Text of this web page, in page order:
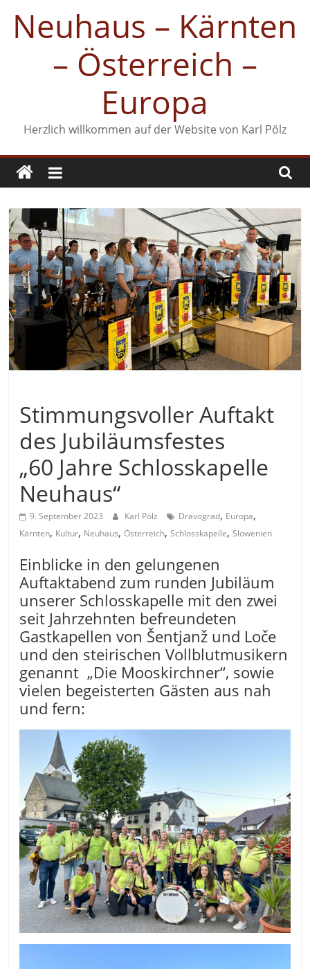
Inhalt
springen
Neuhaus – Kärnten
– Österreich –
Europa
Herzlich willkommen auf der Website von Karl Pölz
Stimmungsvoller Auftakt
des Jubiläumsfestes
„60 Jahre Schlosskapelle
Neuhaus“
9. September 2023 Karl Pölz Dravograd, Europa,
Kärnten, Kultur, Neuhaus,Österreich,Schlosskapelle,Slowenien
Einblicke in den gelungenen
Auftaktabend zum runden Jubiläum
unserer Schlosskapelle mit den zwei
seit Jahrzehnten befreundeten
Gastkapellen von Šentjanž und Loče
und den steirischen Vollblutmusikern
genannt „Die Mooskirchner“, sowie
vielen begeisterten Gästen aus nah
und fern: